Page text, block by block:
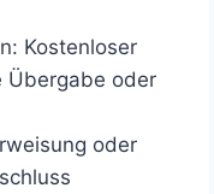
Kostenloser
Übergabe oder
oder